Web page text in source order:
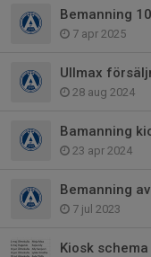
Bemanning
7 apr 2025
Ullmax
28 aug 2024
Bamanning
23 apr 2024
Bemanning
7 jul 2023
Kiosk